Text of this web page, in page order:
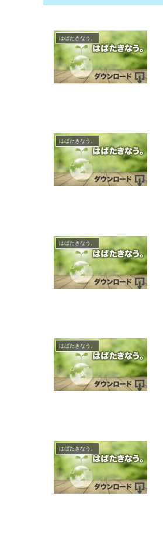
はばたきなう。
はばたきなう。
はばたきなう。
はばたきなう。
はばたきなう。